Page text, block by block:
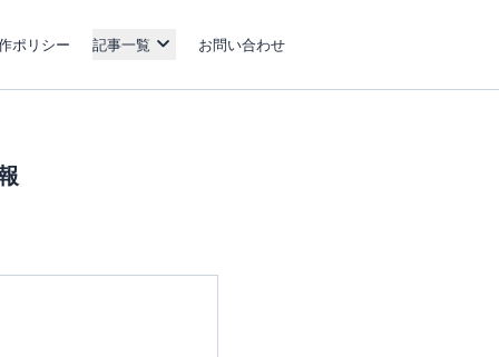
ポリシー 記事一覧 お問い合わせ